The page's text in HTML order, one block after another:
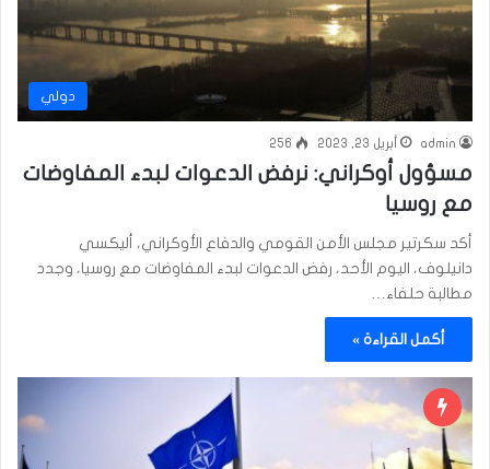
دولي
admin أبريل 23, 2023 256
مسؤول أوكراني: نرفض الدعوات لبدء المفاوضات
مع روسيا
أكد سكرتير مجلس الأمن القومي والدفاع الأوكراني، أليكسي
دانيلوف، اليوم الأحد، رفض الدعوات لبدء المفاوضات مع روسيا، وجدد
مطالبة حلفاء…
أكمل القراءة »